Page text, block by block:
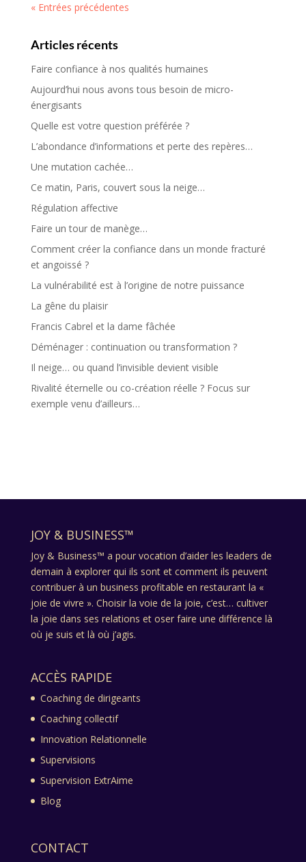
« Entrées précédentes
Articles récents
Faire confiance à nos qualités humaines
Aujourd’hui nous avons tous besoin de micro-
énergisants
Quelle est votre question préférée ?
L’abondance d’informations et perte des repères…
Une mutation cachée…
Ce matin, Paris, couvert sous la neige…
Régulation affective
Faire un tour de manège…
Comment créer la confiance dans un monde fracturé
et angoissé ?
La vulnérabilité est à l’origine de notre puissance
La gêne du plaisir
Francis Cabrel et la dame fâchée
Déménager : continuation ou transformation ?
Il neige… ou quand l’invisible devient visible
Rivalité éternelle ou co-création réelle ? Focus sur
exemple venu d’ailleurs…
JOY & BUSINESS™
Joy & Business™ a pour vocation d’aider les leaders de
demain à explorer qui ils sont et comment ils peuvent
contribuer à un business profitable en restaurant la «
joie de vivre ». Choisir la voie de la joie, c’est… cultiver
la joie dans ses relations et oser faire une différence là
où je suis et là où j’agis.
ACCÈS RAPIDE
Coaching de dirigeants
Coaching collectif
Innovation Relationnelle
Supervisions
Supervision ExtrAime
Blog
CONTACT